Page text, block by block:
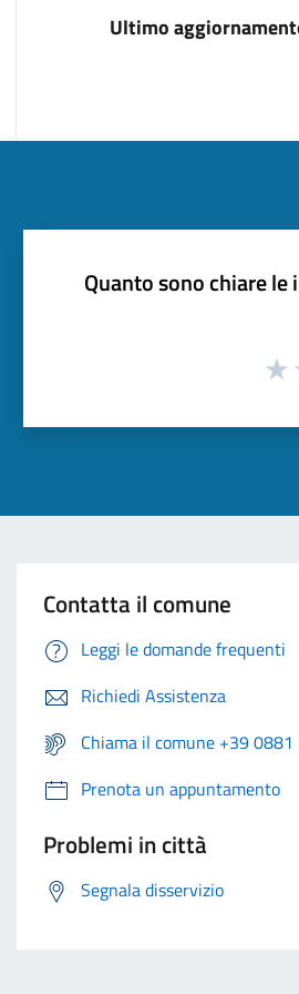
Ultimo
Quanto sono chiare
Contatta il comune
Leggi le domande frequenti
Richiedi Assistenza
Chiama il comune +39
Prenota un appuntamento
Problemi in città
Segnala disservizio